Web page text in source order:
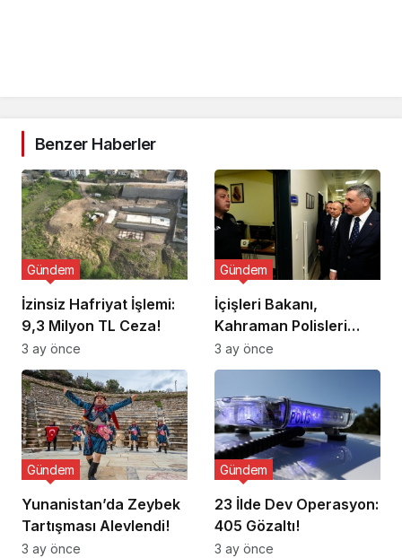
Benzer Haberler
İzinsiz Hafriyat İşlemi:
9,3 Milyon TL Ceza!
Gündem
3 ay önce
İçişleri Bakanı,
Kahraman Polisleri
Ziyaret Etti
Gündem
3 ay önce
Yunanistan’da Zeybek
Tartışması Alevlendi!
Gündem
3 ay önce
23 İlde Dev Operasyon:
405 Gözaltı!
Gündem
3 ay önce